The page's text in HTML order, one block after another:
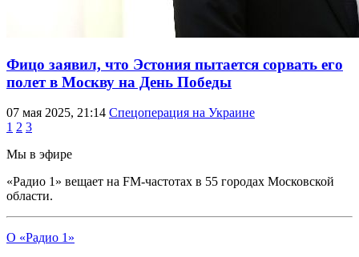
Фицо заявил, что Эстония пытается сорвать его
полет в Москву на День Победы
07 мая 2025, 21:14 Спецоперация на Украине
1 2 3
Мы в эфире
«Радио 1» вещает на FM-частотах в 55 городах Московской
области.
О «Радио 1»